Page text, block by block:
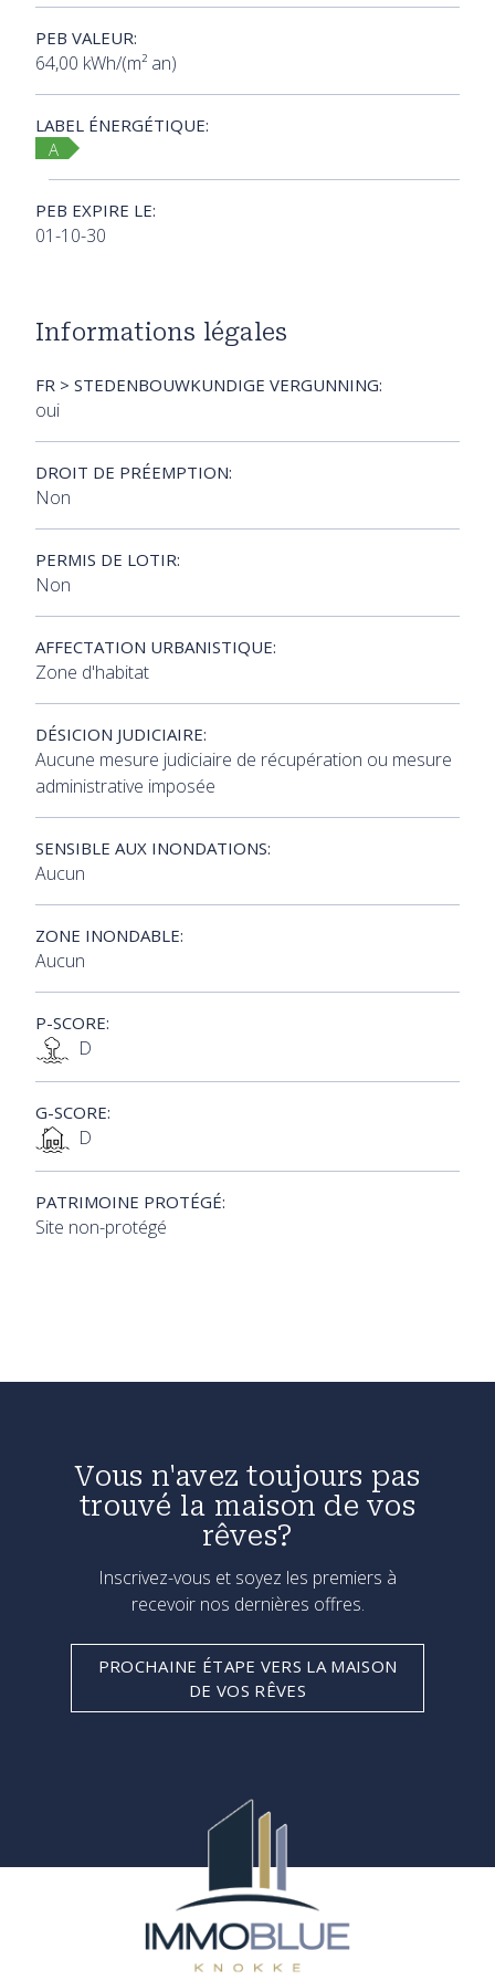
PEB VALEUR:
64,00 kWh/(m² an)
LABEL ÉNERGÉTIQUE:
A
PEB EXPIRE LE:
01-10-30
Informations légales
FR > STEDENBOUWKUNDIGE VERGUNNING:
oui
DROIT DE PRÉEMPTION:
Non
PERMIS DE LOTIR:
Non
AFFECTATION URBANISTIQUE:
Zone d'habitat
DÉSICION JUDICIAIRE:
Aucune mesure judiciaire de récupération ou mesure
administrative imposée
SENSIBLE AUX INONDATIONS:
Aucun
ZONE INONDABLE:
Aucun
P-SCORE:
D
G-SCORE:
D
PATRIMOINE PROTÉGÉ:
Site non-protégé
Vous n'avez toujours pas
trouvé la maison de vos
rêves?
Inscrivez-vous et soyez les premiers à
recevoir nos dernières offres.
PROCHAINE ÉTAPE VERS LA MAISON
DE VOS RÊVES